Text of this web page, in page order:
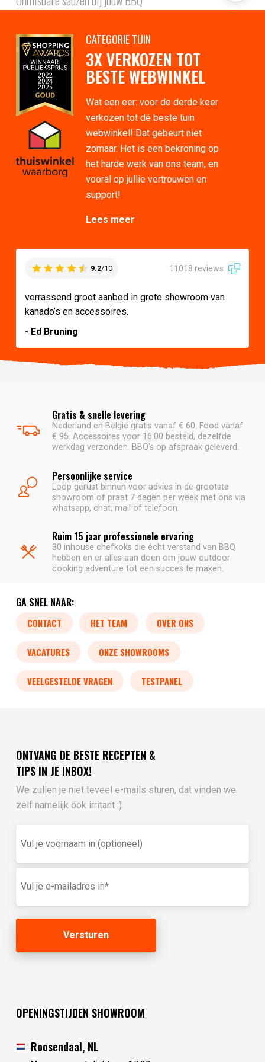
CATEGORIE TUIN
3X VERKOZEN TOT
BESTE WEBWINKEL
Wat een eer: voor de derde keer
verkozen tot dé beste tuin
webwinkel! Dat gebeurt niet
zomaar. Het is een bekroning op
het harde werk van ons team, en
vooral op jullie vertrouwen en
support!
Lees meer
9.2/10 11018 reviews
verrassend groot aanbod in grote showroom van
kanado’s en accessoires.
- Ed Bruning
Gratis & snelle levering
Nederland en België gratis vanaf € 60. Food vanaf
€ 95. Accessoires voor 16:00 besteld, dezelfde
werkdag verzonden. BBQ's op afspraak geleverd.
Persoonlijke service
Loop gerust binnen voor advies in de grootste
showroom of praat 7 dagen per week met ons via
whatsapp, chat, mail of telefoon.
Ruim 15 jaar professionele ervaring
30 inhouse chefkoks die écht verstand van BBQ
hebben en er alles aan doen om jouw outdoor
cooking adventure tot een succes te maken.
GA SNEL NAAR:
CONTACT HET TEAM OVER ONS
VACATURES ONZE SHOWROOMS
VEELGESTELDE VRAGEN TESTPANEL
ONTVANG DE BESTE RECEPTEN &
TIPS IN JE INBOX!
We zullen je niet teveel e-mails sturen, dat vinden we
zelf namelijk ook irritant :)
je
in
(optioneel)
mailadres
OPENINGSTIJDEN SHOWROOM
Roosendaal, NL